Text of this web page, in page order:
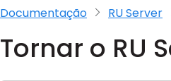
Documentação RU Server
Tornar o RU